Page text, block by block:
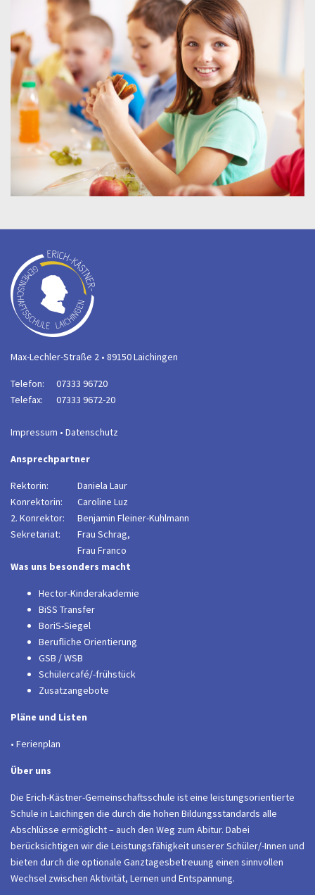
Max-Lechler-Straße 2 • 89150 Laichingen
Telefon:
07333 96720
Telefax:
07333 9672-20
Impressum • Datenschutz
Ansprechpartner
Rektorin:
Daniela Laur
Konrektorin:
Caroline Luz
2. Konrektor:
Benjamin Fleiner-Kuhlmann
Sekretariat:
Frau Schrag,
Frau Franco
Was uns besonders macht
Hector-Kinderakademie
BiSS Transfer
BoriS-Siegel
Berufliche Orientierung
GSB / WSB
Schülercafé/-frühstück
Zusatzangebote
Pläne und Listen
• Ferienplan
Über uns
Die Erich-Kästner-Gemeinschaftsschule ist eine leistungsorientierte
Schule in Laichingen die durch die hohen Bildungsstandards alle
Abschlüsse ermöglicht – auch den Weg zum Abitur. Dabei
berücksichtigen wir die Leistungsfähigkeit unserer Schüler/-Innen und
bieten durch die optionale Ganztagesbetreuung einen sinnvollen
Wechsel zwischen Aktivität, Lernen und Entspannung.